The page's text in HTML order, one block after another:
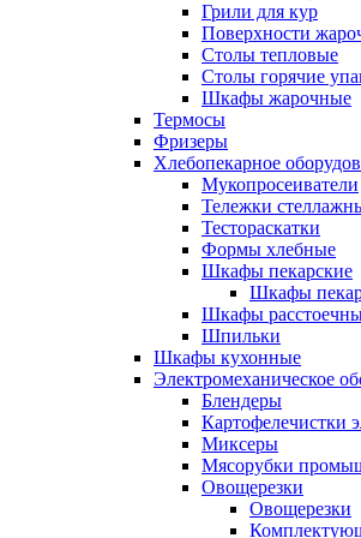
Грили для кур
Поверхности
Столы тепловые
Столы горячие
Шкафы жарочные
Термосы
Фризеры
Хлебопекарное
Мукопросеиватели
Тележки
Тестораскатки
Формы хлебные
Шкафы пекарские
Шкафы
Шкафы
Шпильки
Шкафы кухонные
Электромеханическое
Блендеры
Картофелечистки
Миксеры
Мясорубки
Овощерезки
Овощерезки